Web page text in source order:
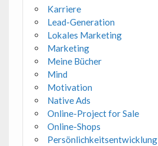
Karriere
Lead-Generation
Lokales Marketing
Marketing
Meine Bücher
Mind
Motivation
Native Ads
Online-Project for Sale
Online-Shops
Persönlichkeitsentwicklung